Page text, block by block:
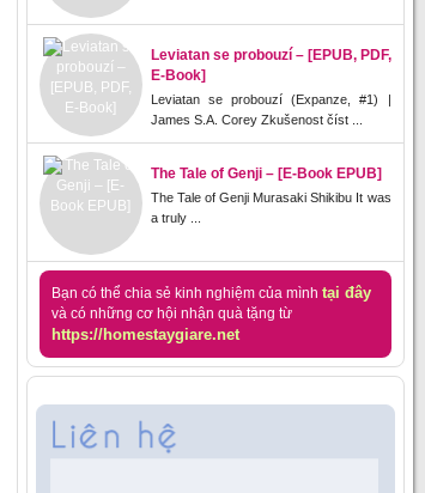
Leviatan se probouzí – [EPUB, PDF,
E-Book]
Leviatan se probouzí (Expanze, #1) |
James S.A. Corey Zkušenost číst ...
The Tale of Genji – [E-Book EPUB]
The Tale of Genji Murasaki Shikibu It was
a truly ...
Bạn có thể chia sẻ kinh nghiệm của mình tại đây
và có những cơ hội nhận quà tặng từ
https://homestaygiare.net